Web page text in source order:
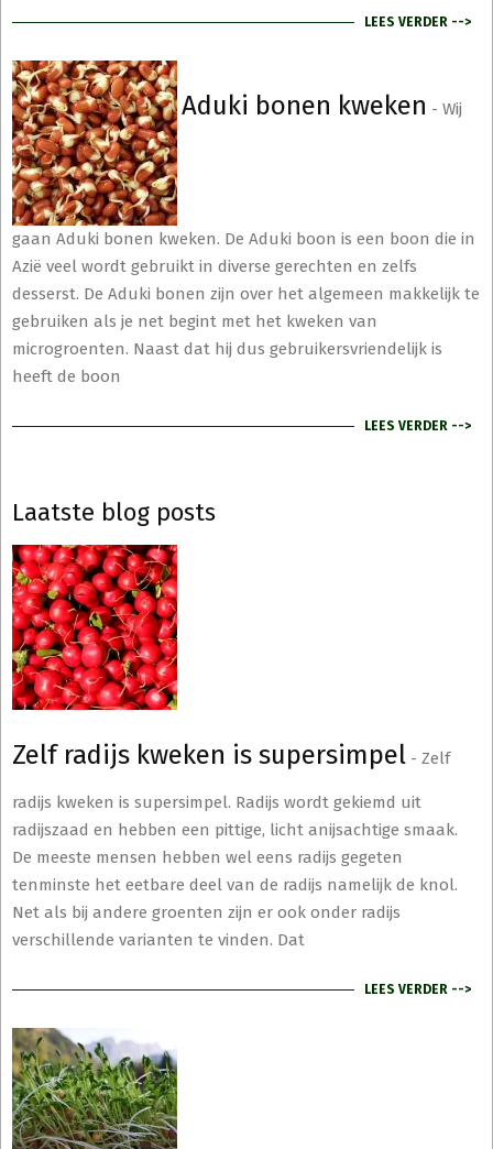
LEES VERDER -->
Aduki bonen kweken - Wij
gaan Aduki bonen kweken. De Aduki boon is een boon die in
Azië veel wordt gebruikt in diverse gerechten en zelfs
desserst. De Aduki bonen zijn over het algemeen makkelijk te
gebruiken als je net begint met het kweken van
microgroenten. Naast dat hij dus gebruikersvriendelijk is
heeft de boon
LEES VERDER -->
Laatste blog posts
Zelf radijs kweken is supersimpel - Zelf
radijs kweken is supersimpel. Radijs wordt gekiemd uit
radijszaad en hebben een pittige, licht anijsachtige smaak.
De meeste mensen hebben wel eens radijs gegeten
tenminste het eetbare deel van de radijs namelijk de knol.
Net als bij andere groenten zijn er ook onder radijs
verschillende varianten te vinden. Dat
LEES VERDER -->